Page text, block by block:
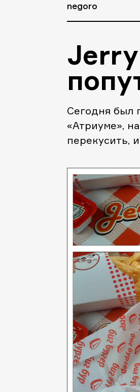
negoro
Сегодня был
«Атриуме»,
перекусить,
нашло.